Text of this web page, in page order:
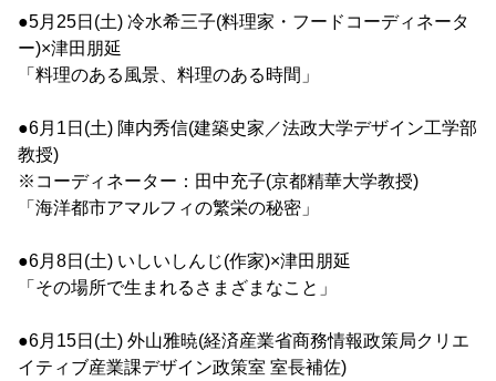
●5月25日(土) 冷水希三子(料理家・フードコーディネータ
ー)×津田朋延
「料理のある風景、料理のある時間」
●6月1日(土) 陣内秀信(建築史家／法政大学デザイン工学部
教授)
※コーディネーター：田中充子(京都精華大学教授)
「海洋都市アマルフィの繁栄の秘密」
●6月8日(土) いしいしんじ(作家)×津田朋延
「その場所で生まれるさまざまなこと」
●6月15日(土) 外山雅暁(経済産業省商務情報政策局クリエ
イティブ産業課デザイン政策室 室長補佐)